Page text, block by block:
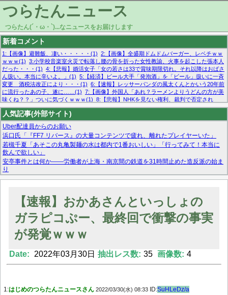
つらたんニュース
つらたん(´・ω・`)...なニュースをお届けします
新着コメント
1:【画像】避難飯、凄い・・・・・(1) 2:【画像】全盛期ドムドムバーガー、レベチｗｗ
ｗｗｗ(1) 3:小学校音楽室火災で転落し腰の骨を折った女性教諭、火事を起こした張本人
だった・・・(1) 4:【悲報】婚活女子「女の若さは33で賞味期限切れ。それ以降はおばさ
ん扱い。本当に辛いよ。」(1) 5:【経済】ビール大手「発泡酒」を「ビール」扱いに一斉
変更 酒税法改正により・・・(1) 6:【速報】レッサーパンダの風太くんとかいう20年前
に流行ったあの子、遂に……(1) 7:【画像】外国人「あれ？ラーメンよりうどんの方が美
味くね？？」ついに気づくｗｗｗ(1) 8:【悲報】NHKを見ない権利、裁判で否定され
る・・・(1) 9:欧州委員長「原発縮小は間違いでした」(1) 10:【悲報】日本企業の人手不
足、限界突破 52%「正社員も足りてません…」(1)
人気記事(外部サイト)
Uber配達員からのお願い
浜口氏「『FF7 リバース』の大量コンテンツで疲れ、離れたプレイヤーいた」
若槻千夏「あそこの丸亀製麺の水は都内で1番おいしい」「行ってみて！本当に
飲んで欲しい」
安亭事件とは何か——労働者が上海・南京間の鉄道を31時間止めた造反派の始ま
り
マーベル帝国、まさかの反省！？『サンダーボルツ』の高評価は本物か？ディズ
【モー娘。石田亜佑美】ファーストテイク出演も新規獲得ならず？北川莉央が1
【画像あり】FacebookとかTwitterで拾ったエロ画像貼ってくよ
【速報】おかあさんといっしょの
ガラピコぷー、最終回で衝撃の事実
が発覚ｗｗｗ
Date: 2022年03月30日 抽出レス数: 35 画像数: 4
1:はじめのつらたんニュースさん 2022/03/30(水) 08:33 ID:SuHLeDz/a